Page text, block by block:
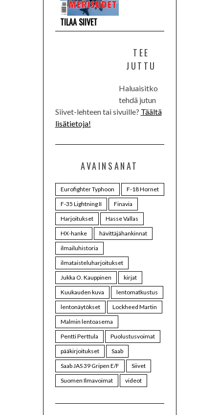
TILAA SIIVET
TEE
JUTTU
Haluaisitko
tehdä jutun
Siivet-lehteen tai sivuille? Täältä
lisätietoja!
AVAINSANAT
Eurofighter Typhoon
F-18 Hornet
F-35 Lightning II
Finavia
Harjoitukset
Hasse Vallas
HX-hanke
hävittäjähankinnat
ilmailuhistoria
ilmataisteluharjoitukset
Jukka O. Kauppinen
kirjat
Kuukauden kuva
lentomatkustus
lentonäytökset
Lockheed Martin
Malmin lentoasema
Pentti Perttula
Puolustusvoimat
pääkirjoitukset
Saab
Saab JAS 39 Gripen E/F
Siivet
Suomen Ilmavoimat
videot